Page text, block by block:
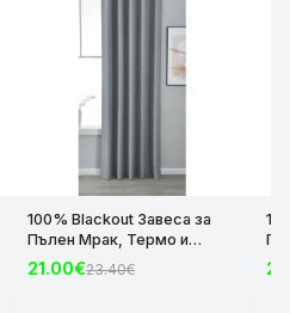
100% Blackout Завеса за
Пълен Мрак, Термо и
Шумоизолираща с коланче
цвят Сив, 175х140 и
21.00€23.40€